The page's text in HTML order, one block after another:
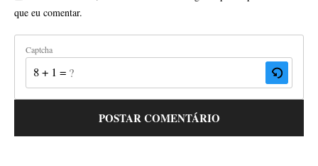
que eu comentar.
Captcha
8 + 1 = ?